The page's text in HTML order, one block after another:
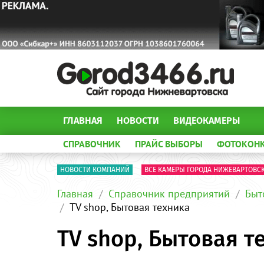
ГЛАВНАЯ НОВОСТИ ВИДЕОКАМЕРЫ
СПРАВОЧНИК ПРАЙС ВЫБОРЫ
НОВОСТИ КОМПАНИЙ ВСЕ КАМЕРЫ ГОРОДА
Главная Справочник предприятий
TV shop, Бытовая техника
TV shop, Бытовая